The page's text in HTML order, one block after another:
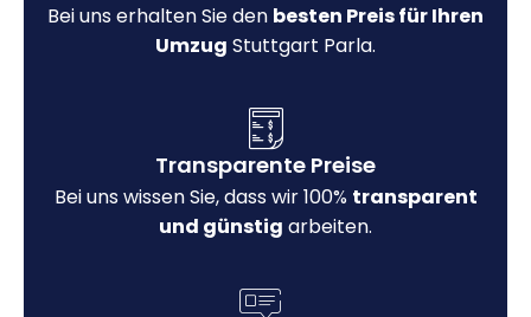
Bei uns erhalten Sie den besten Preis für Ihren
Umzug Stuttgart Parla.
Transparente Preise
Bei uns wissen Sie, dass wir 100% transparent
und günstig arbeiten.